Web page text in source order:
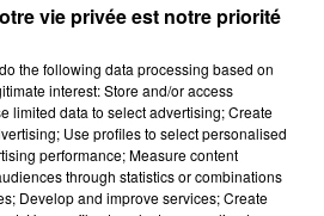
À LENS : UNE FEMME ET
LA VIE ET LA...
par le feu après avoir
et leur bébé de trois mois
vie privée est notre priorité
do the following data processing based on
interest: Store and/or access
limited data to select advertising; Create
Use profiles to select personalised
performance; Measure content
through statistics or combinations
Develop and improve services; Create